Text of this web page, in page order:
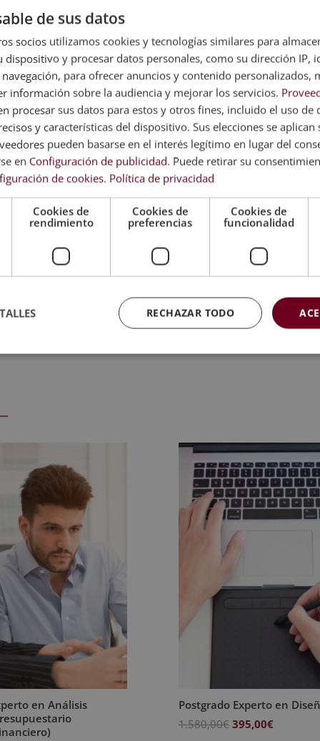
electrónico con las claves de acceso a nuestro Campus
el alumno recibirá un diploma que certifica el
BUSINESS SCHOOL, avalada por nuestra condición de
y de calidad.
da fe de la validez, contenidos y autenticidad del título a
de Entidades no Lucrativas.
en Análisis
Postgrado Experto en
1.580,00€ El
395,00€El
de sus datos
socios utilizamos cookies y tecnologías similares para
dispositivo y procesar datos personales, como su dirección IP,
para ofrecer anuncios y contenido personalizados,
información sobre la audiencia y mejorar los servicios.
procesar sus datos para estos y otros fines, incluido el uso de
y características del dispositivo. Sus elecciones se aplican
pueden basarse en el interés legítimo en lugar del
en Configuración de publicidad. Puede retirar su
de cookies. Política de privacidad
Cookies de
rendimiento
Cookies de
preferencias
Cookies de
funcionalidad
RECHAZAR TODO